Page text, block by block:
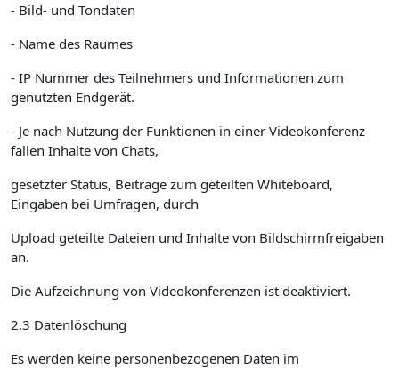
- Bild- und Tondaten
- Name des Raumes
- IP Nummer des Teilnehmers und Informationen zum
genutzten Endgerät.
- Je nach Nutzung der Funktionen in einer Videokonferenz
fallen Inhalte von Chats,
gesetzter Status, Beiträge zum geteilten Whiteboard,
Eingaben bei Umfragen, durch
Upload geteilte Dateien und Inhalte von Bildschirmfreigaben
an.
Die Aufzeichnung von Videokonferenzen ist deaktiviert.
2.3 Datenlöschung
Es werden keine personenbezogenen Daten im